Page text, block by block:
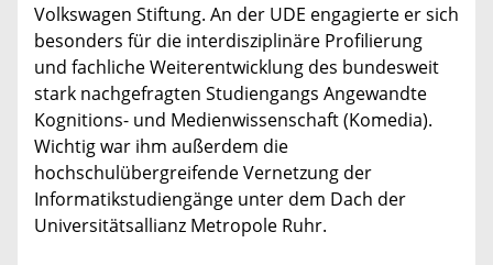
Volkswagen Stiftung. An der UDE engagierte er sich
besonders für die interdisziplinäre Profilierung
und fachliche Weiterentwicklung des bundesweit
stark nachgefragten Studiengangs Angewandte
Kognitions- und Medienwissenschaft (Komedia).
Wichtig war ihm außerdem die
hochschulübergreifende Vernetzung der
Informatikstudiengänge unter dem Dach der
Universitätsallianz Metropole Ruhr.